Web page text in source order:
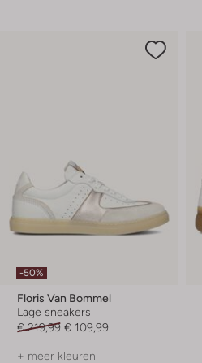
-50%
Floris Van Bommel
Lage sneakers
€ 219,99 € 109,99
+ meer kleuren